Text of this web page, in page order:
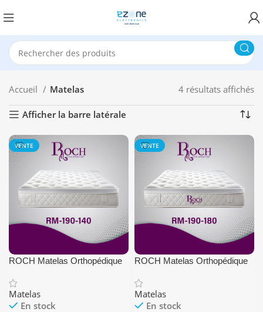
Accueil Matelas 4 résultats affichés
Afficher la barre latérale
VENTE
ROCH Matelas Orthopédique
Matelas
En stock
VENTE
ROCH Matelas Orthopédique
Matelas
En stock